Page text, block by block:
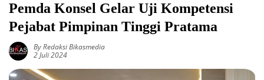
Pemda Konsel Gelar Uji Kompetensi
Pejabat Pimpinan Tinggi Pratama
By Redaksi Bikasmedia
2 Juli 2024